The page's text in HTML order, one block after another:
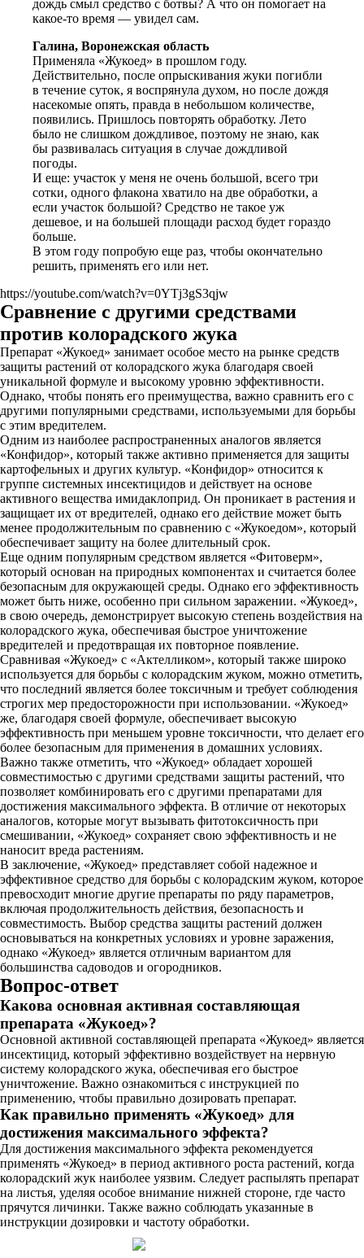
дождь смыл средство с ботвы? А что он помогает на
какое-то время — увидел сам.
Галина, Воронежская область
Применяла «Жукоед» в прошлом году.
Действительно, после опрыскивания жуки погибли
в течение суток, я воспрянула духом, но после дождя
насекомые опять, правда в небольшом количестве,
появились. Пришлось повторять обработку. Лето
было не слишком дождливое, поэтому не знаю, как
бы развивалась ситуация в случае дождливой
погоды.
И еще: участок у меня не очень большой, всего три
сотки, одного флакона хватило на две обработки, а
если участок большой? Средство не такое уж
дешевое, и на большей площади расход будет гораздо
больше.
В этом году попробую еще раз, чтобы окончательно
решить, применять его или нет.
https://youtube.com/watch?v=0YTj3gS3qjw
Сравнение с другими средствами
против колорадского жука
Препарат «Жукоед» занимает особое место на рынке средств
защиты растений от колорадского жука благодаря своей
уникальной формуле и высокому уровню эффективности.
Однако, чтобы понять его преимущества, важно сравнить его с
другими популярными средствами, используемыми для борьбы
с этим вредителем.
Одним из наиболее распространенных аналогов является
«Конфидор», который также активно применяется для защиты
картофельных и других культур. «Конфидор» относится к
группе системных инсектицидов и действует на основе
активного вещества имидаклоприд. Он проникает в растения и
защищает их от вредителей, однако его действие может быть
менее продолжительным по сравнению с «Жукоедом», который
обеспечивает защиту на более длительный срок.
Еще одним популярным средством является «Фитоверм»,
который основан на природных компонентах и считается более
безопасным для окружающей среды. Однако его эффективность
может быть ниже, особенно при сильном заражении. «Жукоед»,
в свою очередь, демонстрирует высокую степень воздействия на
колорадского жука, обеспечивая быстрое уничтожение
вредителей и предотвращая их повторное появление.
Сравнивая «Жукоед» с «Актелликом», который также широко
используется для борьбы с колорадским жуком, можно отметить,
что последний является более токсичным и требует соблюдения
строгих мер предосторожности при использовании. «Жукоед»
же, благодаря своей формуле, обеспечивает высокую
эффективность при меньшем уровне токсичности, что делает его
более безопасным для применения в домашних условиях.
Важно также отметить, что «Жукоед» обладает хорошей
совместимостью с другими средствами защиты растений, что
позволяет комбинировать его с другими препаратами для
достижения максимального эффекта. В отличие от некоторых
аналогов, которые могут вызывать фитотоксичность при
смешивании, «Жукоед» сохраняет свою эффективность и не
наносит вреда растениям.
В заключение, «Жукоед» представляет собой надежное и
эффективное средство для борьбы с колорадским жуком, которое
превосходит многие другие препараты по ряду параметров,
включая продолжительность действия, безопасность и
совместимость. Выбор средства защиты растений должен
основываться на конкретных условиях и уровне заражения,
однако «Жукоед» является отличным вариантом для
большинства садоводов и огородников.
Вопрос-ответ
Какова основная активная составляющая
препарата «Жукоед»?
Основной активной составляющей препарата «Жукоед» является
инсектицид, который эффективно воздействует на нервную
систему колорадского жука, обеспечивая его быстрое
уничтожение. Важно ознакомиться с инструкцией по
применению, чтобы правильно дозировать препарат.
Как правильно применять «Жукоед» для
достижения максимального эффекта?
Для достижения максимального эффекта рекомендуется
применять «Жукоед» в период активного роста растений, когда
колорадский жук наиболее уязвим. Следует распылять препарат
на листья, уделяя особое внимание нижней стороне, где часто
прячутся личинки. Также важно соблюдать указанные в
инструкции дозировки и частоту обработки.